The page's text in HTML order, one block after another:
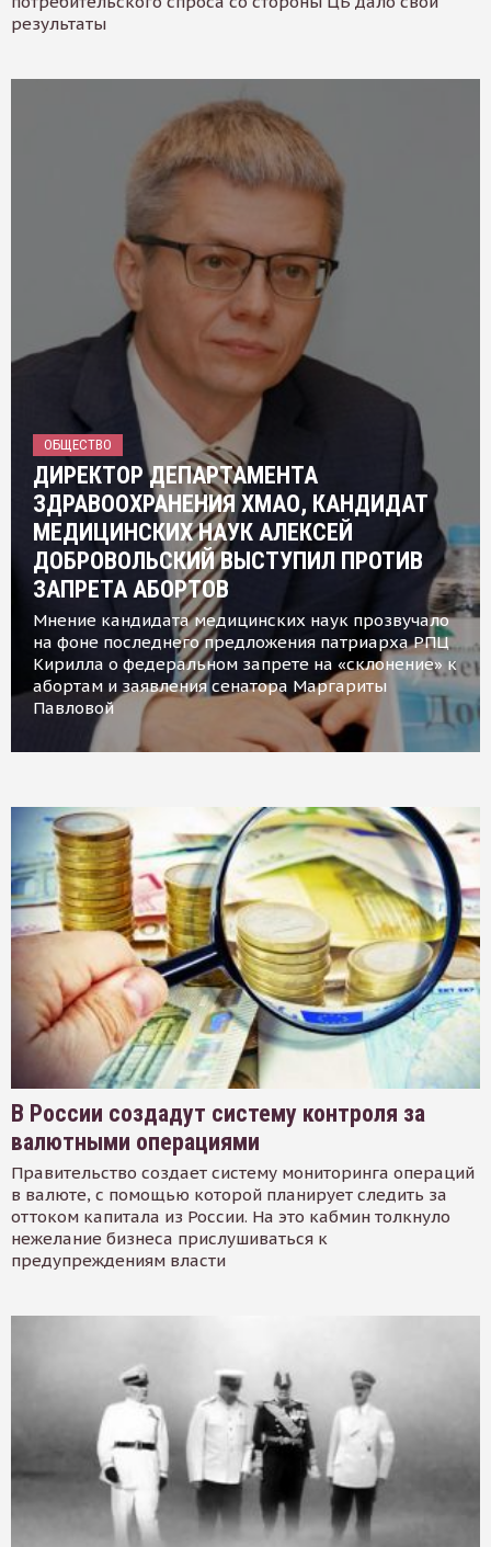
результаты
ОБЩЕСТВО
ДИРЕКТОР ДЕПАРТАМЕНТА
ЗДРАВООХРАНЕНИЯ ХМАО, КАНДИДАТ
МЕДИЦИНСКИХ НАУК АЛЕКСЕЙ
ДОБРОВОЛЬСКИЙ ВЫСТУПИЛ ПРОТИВ
ЗАПРЕТА АБОРТОВ
Мнение кандидата медицинских наук прозвучало
на фоне последнего предложения патриарха РПЦ
Кирилла о федеральном запрете на «склонение» к
абортам и заявления сенатора Маргариты
Павловой
В России создадут систему контроля за
валютными операциями
Правительство создает систему мониторинга операций
в валюте, с помощью которой планирует следить за
оттоком капитала из России. На это кабмин толкнуло
нежелание бизнеса прислушиваться к
предупреждениям власти